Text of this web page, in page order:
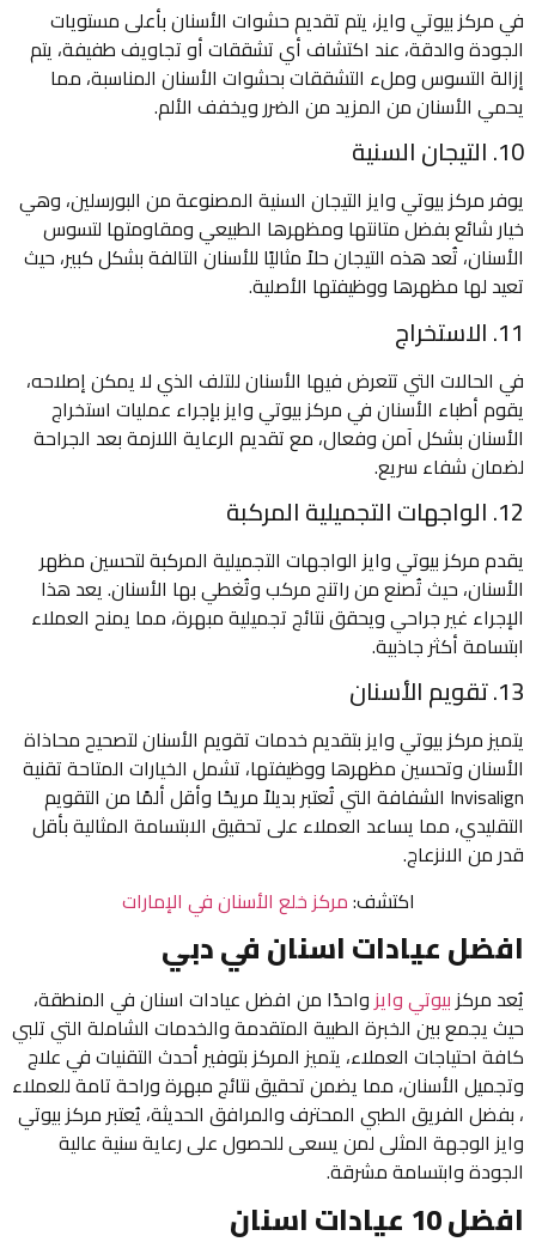
في مركز بيوتي وايز، يتم تقديم حشوات الأسنان بأعلى مستويات
الجودة والدقة، عند اكتشاف أي تشققات أو تجاويف طفيفة، يتم
إزالة التسوس وملء التشققات بحشوات الأسنان المناسبة، مما
يحمي الأسنان من المزيد من الضرر ويخفف الألم.
10. التيجان السنية
يوفر مركز بيوتي وايز التيجان السنية المصنوعة من البورسلين، وهي
خيار شائع بفضل متانتها ومظهرها الطبيعي ومقاومتها لتسوس
الأسنان، تُعد هذه التيجان حلاً مثاليًا للأسنان التالفة بشكل كبير، حيث
تعيد لها مظهرها ووظيفتها الأصلية.
11. الاستخراج
في الحالات التي تتعرض فيها الأسنان للتلف الذي لا يمكن إصلاحه،
يقوم أطباء الأسنان في مركز بيوتي وايز بإجراء عمليات استخراج
الأسنان بشكل آمن وفعال، مع تقديم الرعاية اللازمة بعد الجراحة
لضمان شفاء سريع.
12. الواجهات التجميلية المركبة
يقدم مركز بيوتي وايز الواجهات التجميلية المركبة لتحسين مظهر
الأسنان، حيث تُصنع من راتنج مركب وتُغطي بها الأسنان. يعد هذا
الإجراء غير جراحي ويحقق نتائج تجميلية مبهرة، مما يمنح العملاء
ابتسامة أكثر جاذبية.
13. تقويم الأسنان
يتميز مركز بيوتي وايز بتقديم خدمات تقويم الأسنان لتصحيح محاذاة
الأسنان وتحسين مظهرها ووظيفتها، تشمل الخيارات المتاحة تقنية
Invisalign الشفافة التي تُعتبر بديلاً مريحًا وأقل ألمًا من التقويم
التقليدي، مما يساعد العملاء على تحقيق الابتسامة المثالية بأقل
قدر من الانزعاج.
اكتشف:مركز خلع الأسنان في الإمارات
افضل عيادات اسنان في دبي
يُعد مركزبيوتي وايزواحدًا من افضل عيادات اسنان في المنطقة،
حيث يجمع بين الخبرة الطبية المتقدمة والخدمات الشاملة التي تلبي
كافة احتياجات العملاء، يتميز المركز بتوفير أحدث التقنيات في علاج
وتجميل الأسنان، مما يضمن تحقيق نتائج مبهرة وراحة تامة للعملاء
، بفضل الفريق الطبي المحترف والمرافق الحديثة، يُعتبر مركز بيوتي
وايز الوجهة المثلى لمن يسعى للحصول على رعاية سنية عالية
الجودة وابتسامة مشرقة.
افضل 10 عيادات اسنان